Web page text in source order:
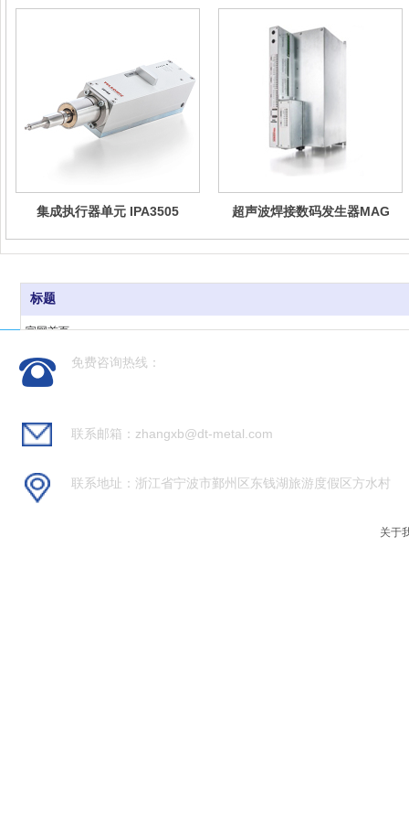
集成执行器单元 IPA3505 超声波焊接数码发生器MAG
标题
官网首页
新闻动态
免费咨询热线：
联系邮箱：zhangxb@dt-metal.com
联系地址：浙江省宁波市鄞州区东钱湖旅游度假区方水村
关于